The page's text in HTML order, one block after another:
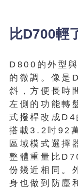
比D700輕
D800的外型
的微調。像是
斜，方便長時
左側的功能轉
式撥桿改成
搭載3.2吋92
區域模式選擇
整體重量比
份幾近相同。
身也做到防塵